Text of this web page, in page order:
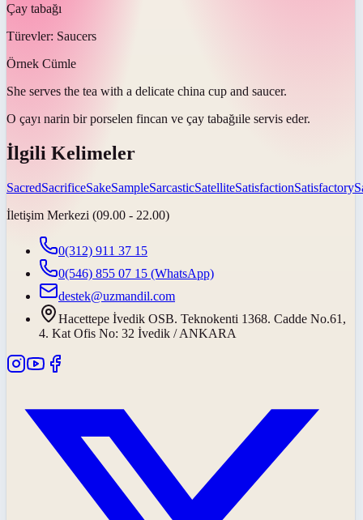
Çay tabağı
Türevler: Saucers
Örnek Cümle
She serves the tea with a delicate china cup and saucer.
O çayı narin bir porselen fincan ve çay tabağıile servis eder.
İlgili Kelimeler
SacredSacrificeSakeSampleSarcasticSatelliteSatisfactionSatisfactory
İletişim Merkezi (09.00 - 22.00)
0(312) 911 37 15
0(546) 855 07 15 (WhatsApp)
destek@uzmandil.com
Hacettepe İvedik OSB. Teknokenti 1368. Cadde No.61,
4. Kat Ofis No: 32 İvedik / ANKARA